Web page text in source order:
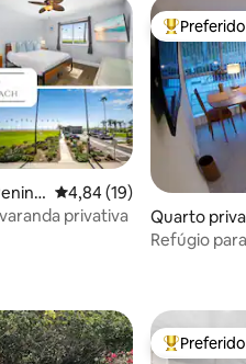
4,84 de uma avaliação
4,84 (19)
privativa
Entre os
Quarto
n Beach
Refúgio
Entre os